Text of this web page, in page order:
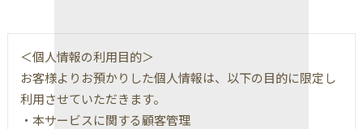
＜個人情報の利用目的＞
お客様よりお預かりした個人情報は、以下の目的に限定し
利用させていただきます。
・本サービスに関する顧客管理